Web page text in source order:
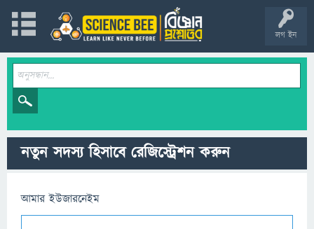
লগ ইন
নতুন সদস্য হিসাবে রেজিস্ট্রেশন করুন
আমার ইউজারনেইম